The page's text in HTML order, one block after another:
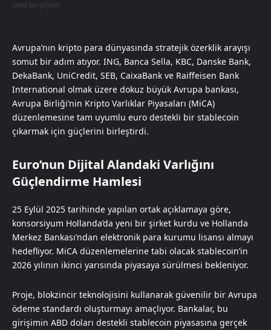
ideal bir görsel.
Avrupa’nın kripto para dünyasında stratejik özerklik arayışı
somut bir adım atıyor. ING, Banca Sella, KBC, Danske Bank,
DekaBank, UniCredit, SEB, CaixaBank ve Raiffeisen Bank
International olmak üzere dokuz büyük Avrupa bankası,
Avrupa Birliği’nin Kripto Varlıklar Piyasaları (MiCA)
düzenlemesine tam uyumlu euro destekli bir stablecoin
çıkarmak için güçlerini birleştirdi.
Euro’nun Dijital Alandaki Varlığını
Güçlendirme Hamlesi
25 Eylül 2025 tarihinde yapılan ortak açıklamaya göre,
konsorsiyum Hollanda’da yeni bir şirket kurdu ve Hollanda
Merkez Bankası’ndan elektronik para kurumu lisansı almayı
hedefliyor. MiCA düzenlemelerine tabi olacak stablecoin’in
2026 yılının ikinci yarısında piyasaya sürülmesi bekleniyor.
Proje, blokzincir teknolojisini kullanarak güvenilir bir Avrupa
ödeme standardı oluşturmayı amaçlıyor. Bankalar, bu
girişimin ABD doları destekli stablecoin piyasasına gerçek